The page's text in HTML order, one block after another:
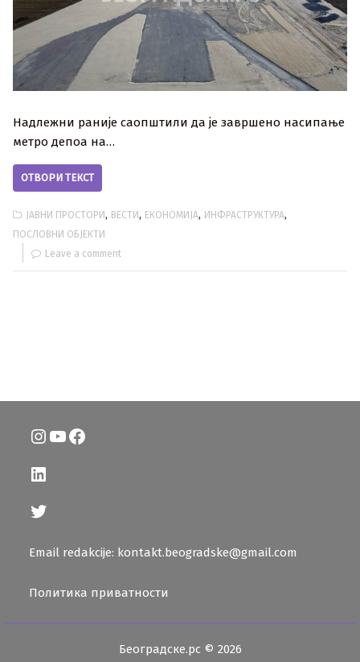
Надлежни раније саопштили да је завршено насипање
метро депоа на…
ОТВОРИ ТЕКСТ
ЈАВНИ ПРОСТОРИ, ВЕСТИ, ЕКОНОМИЈА, ИНФРАСТРУКТУРА,
ПОСЛОВНИ ОБЈЕКТИ
Leave a comment
Instagram
YouTube
Facebook
LinkedIn
Twitter
Email redakcije: kontakt.beogradske@gmail.com
Политика приватности
Београдске.рс © 2026